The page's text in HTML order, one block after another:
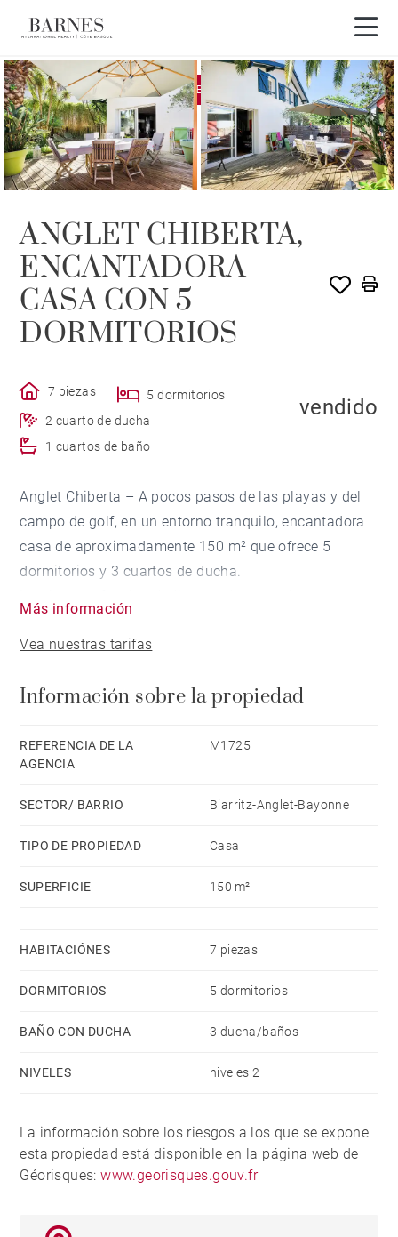
EXCLUSIVIDAD VENDIDO POR BARNES
ANGLET CHIBERTA,
ENCANTADORA
CASA CON 5
DORMITORIOS
7 piezas
5 dormitorios
2 cuarto de ducha
1 cuartos de baño
vendido
Anglet Chiberta – A pocos pasos de las playas y del
campo de golf, en un entorno tranquilo, encantadora
casa de aproximadamente 150 m² que ofrece 5
dormitorios y 3 cuartos de ducha.
arbolado con riego por goteo, y una agradable terraza.
Techo renovado, sistema de alarma, calefacción
Entorno muy codiciado.
Más información
Vea nuestras tarifas
Información sobre la propiedad
REFERENCIA DE LA
AGENCIA
M1725
SECTOR/ BARRIO Biarritz-Anglet-Bayonne
TIPO DE PROPIEDAD Casa
SUPERFICIE 150 m²
HABITACIÓNES 7 piezas
DORMITORIOS 5 dormitorios
BAÑO CON DUCHA 3 ducha/baños
NIVELES niveles 2
La información sobre los riesgos a los que se expone
esta propiedad está disponible en la página web de
Géorisques:www.georisques.gouv.fr